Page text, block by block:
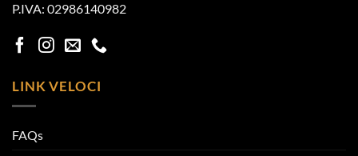
P.IVA: 02986140982
LINK VELOCI
FAQs